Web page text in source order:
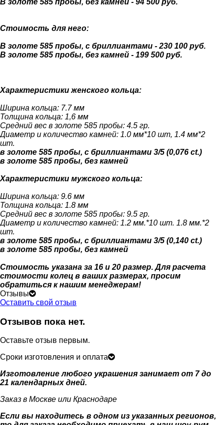
Стоимость для него:
В золоте 585 пробы, с бриллиантами - 230 100 руб.
В золоте 585 пробы, без камней - 199 500 руб.
Характеристики женского кольца:
Ширина кольца: 7.7 мм
Толщина кольца: 1,6 мм
Средний вес в золоте 585 пробы: 4.5 гр.
Диаметр и количество камней: 1.0 мм*10 шт, 1.4 мм*2
шт.
в золоте 585 пробы, с бриллиантами 3/5 (0,076 ct.)
в золоте 585 пробы, без камней
Характеристики мужского кольца:
Ширина кольца: 9.6 мм
Толщина кольца: 1.8 мм
Средний вес в золоте 585 пробы: 9.5 гр.
Диаметр и количество камней: 1.2 мм.*10 шт. 1.8 мм.*2
шт.
в золоте 585 пробы, с бриллиантами 3/5 (0,140 ct.)
в золоте 585 пробы, без камней
Стоимость указана за 16 и 20 размер. Для расчета
стоимости колец в ваших размерах, просим
обратиться к нашим менеджерам!
Отзывы
Оставить свой отзыв
Отзывов пока нет.
Оставьте отзыв первым.
Сроки изготовления и оплата
Изготовление любого украшения занимает от 7 до
21 календарных дней.
Заказ в Москве или Краснодаре
Если вы находитесь в одном из указанных регионов,